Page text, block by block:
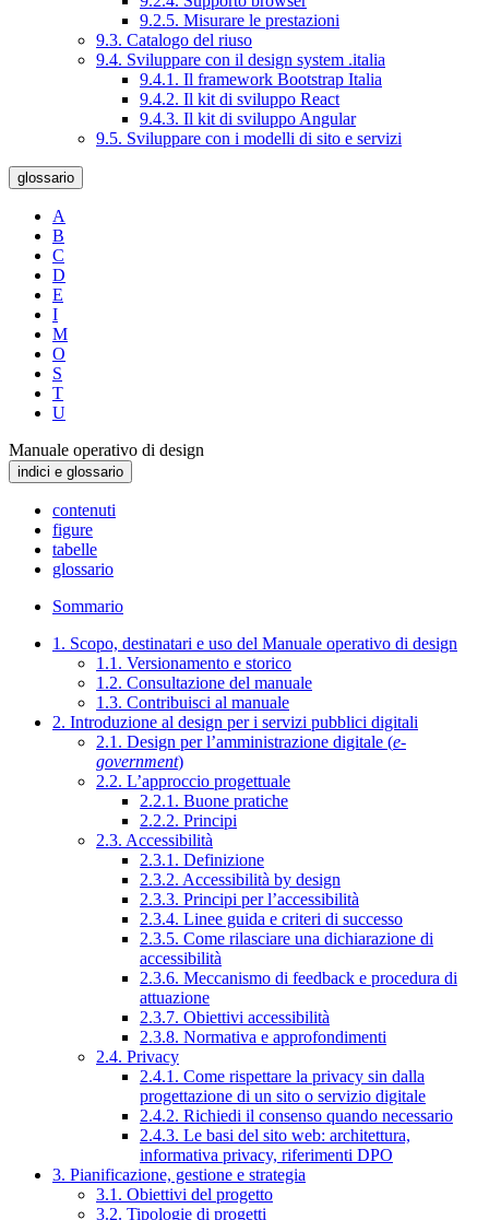
9.2.5. Misurare le prestazioni
9.3. Catalogo del riuso
9.4. Sviluppare con il design system .italia
9.4.1. Il framework Bootstrap Italia
9.4.2. Il kit di sviluppo React
9.4.3. Il kit di sviluppo Angular
9.5. Sviluppare con i modelli di sito e servizi
glossario
A
B
C
D
E
I
M
O
S
T
U
Manuale operativo di design
indici e glossario
contenuti
figure
tabelle
glossario
Sommario
1. Scopo, destinatari e uso del Manuale operativo di design
1.1. Versionamento e storico
1.2. Consultazione del manuale
1.3. Contribuisci al manuale
2. Introduzione al design per i servizi pubblici digitali
2.1. Design per l’amministrazione digitale (e-
government)
2.2. L’approccio progettuale
2.2.1. Buone pratiche
2.2.2. Principi
2.3. Accessibilità
2.3.1. Definizione
2.3.2. Accessibilità by design
2.3.3. Principi per l’accessibilità
2.3.4. Linee guida e criteri di successo
2.3.5. Come rilasciare una dichiarazione di
accessibilità
2.3.6. Meccanismo di feedback e procedura di
attuazione
2.3.7. Obiettivi accessibilità
2.3.8. Normativa e approfondimenti
2.4. Privacy
2.4.1. Come rispettare la privacy sin dalla
progettazione di un sito o servizio digitale
2.4.2. Richiedi il consenso quando necessario
2.4.3. Le basi del sito web: architettura,
informativa privacy, riferimenti DPO
3. Pianificazione, gestione e strategia
3.1. Obiettivi del progetto
3.2. Tipologie di progetti